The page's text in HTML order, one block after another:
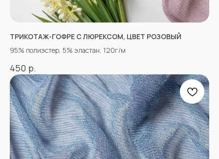
ТРИКОТАЖ-ГОФРЕ С ЛЮРЕКСОМ, ЦВЕТ РОЗОВЫЙ
95% полиэстер, 5% эластан, 120г/м
450 р.